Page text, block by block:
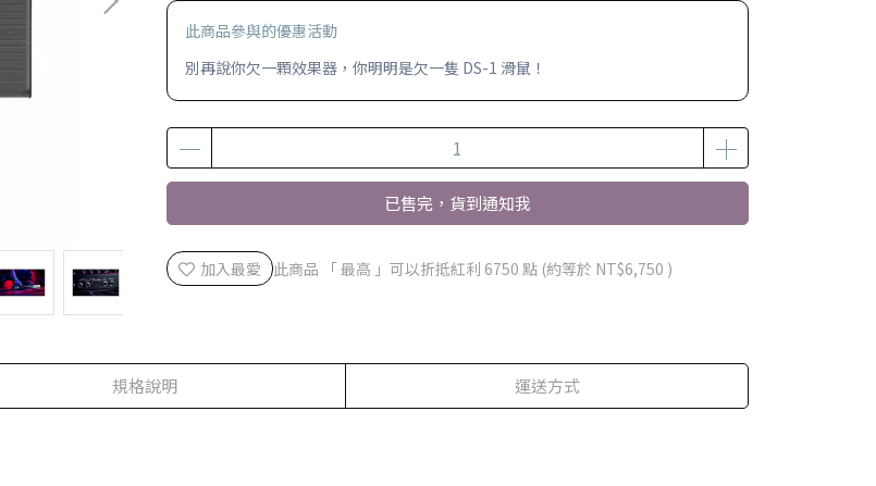
此商品參與的優惠活動
別再說你欠一顆效果器，你明明是欠一隻 DS-1 滑鼠！
已售完，貨到通知我
加入最愛 此商品 「 最高 」可以折抵紅利 6750 點 (約等於 NT$6,750 )
規格說明 運送方式